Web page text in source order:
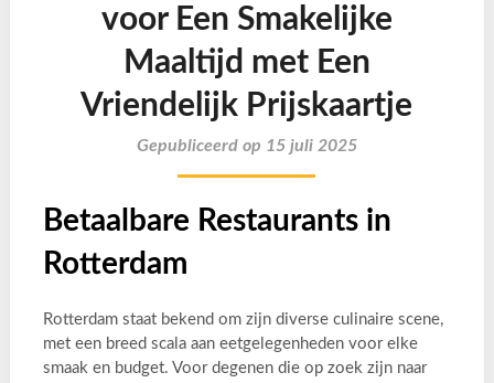
voor Een Smakelijke
Maaltijd met Een
Vriendelijk Prijskaartje
Gepubliceerd op 15 juli 2025
Betaalbare Restaurants in
Rotterdam
Rotterdam staat bekend om zijn diverse culinaire scene,
met een breed scala aan eetgelegenheden voor elke
smaak en budget. Voor degenen die op zoek zijn naar